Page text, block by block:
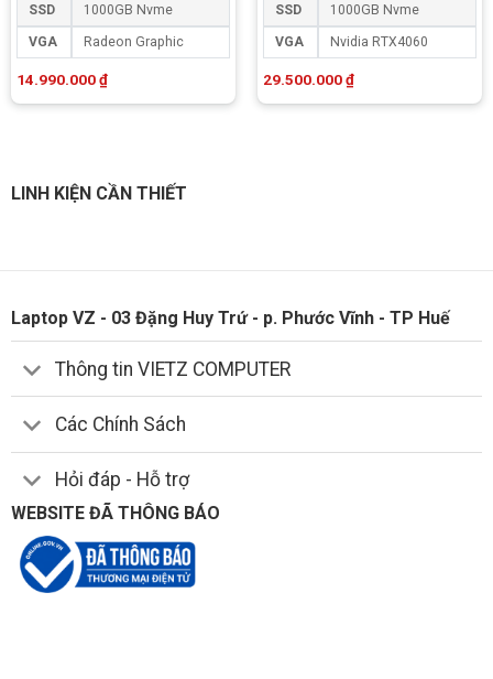
SSD 1000GB Nvme
VGA Radeon Graphic
14.990.000₫
SSD 1000GB Nvme
VGA Nvidia RTX4060
29.500.000₫
LINH KIỆN CẦN THIẾT
Laptop VZ - 03 Đặng Huy Trứ - p. Phước Vĩnh - TP Huế
Thông tin VIETZ COMPUTER
Các Chính Sách
Hỏi đáp - Hỗ trợ
WEBSITE ĐÃ THÔNG BÁO